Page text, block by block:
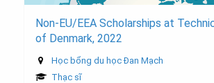
Non-EU/EEA Scholarships at
of Denmark, 2022
Học bổng du học Đan Mạch
Thạc sĩ